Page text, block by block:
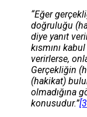
“Eğer
doğruluğu
diye yanıt
kısmını
verirlerse,
Gerçekliğin
(hakikat)
olmadığına
konusudur.”